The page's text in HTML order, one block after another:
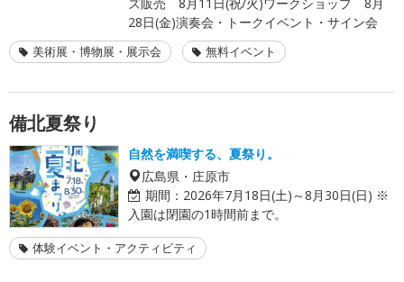
28日(金)演奏会・トークイベント・サイン会
美術展・博物展・展示会 無料イベント
備北夏祭り
自然を満喫する、夏祭り。
広島県・庄原市
期間： 2026年7月18日(土)～8月30日(日) ※
入園は閉園の1時間前まで。
体験イベント・アクティビティ